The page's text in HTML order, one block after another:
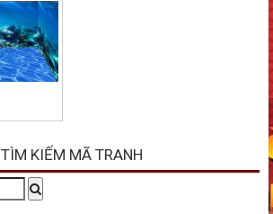
TÌM KIẾM MÃ TRANH